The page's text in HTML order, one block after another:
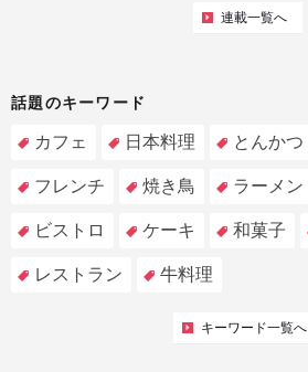
連載一覧へ
話題のキーワード
カフェ 日本料理 とんかつ
フレンチ 焼き鳥 ラーメン
ビストロ ケーキ 和菓子
レストラン 牛料理
キーワード一覧へ